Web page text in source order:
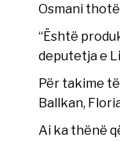
Osmani
“Është
deputetja e
Për takime
Ballkan,
Ai ka thënë